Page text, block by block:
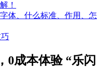
！
体、什么标准、作用、怎
0成本体验 “乐闪